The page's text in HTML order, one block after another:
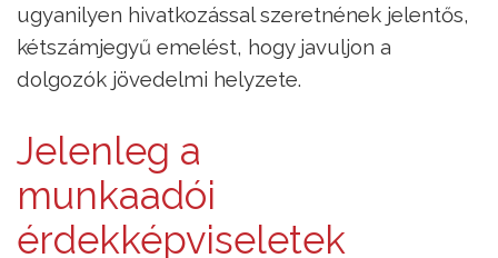
ugyanilyen hivatkozással szeretnének jelentős,
kétszámjegyű emelést, hogy javuljon a
dolgozók jövedelmi helyzete.
Jelenleg a
munkaadói
érdekképviseletek